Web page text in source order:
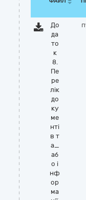
До
да
то
к
8.
Пе
ре
лік
до
ку
ме
нті
в т
а_
аб
о і
нф
ор
ма